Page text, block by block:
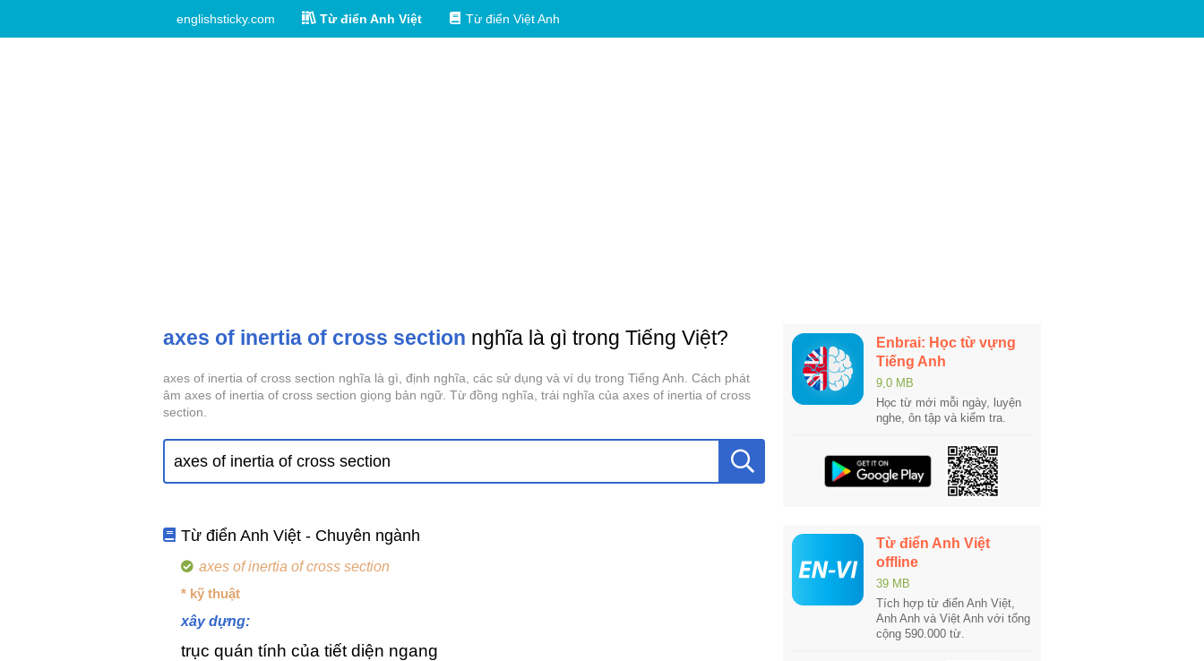
englishsticky.com Từ điển Anh Việt Từ điển Việt Anh
axes of inertia of cross section nghĩa là gì trong Tiếng Việt?
axes of inertia of cross section nghĩa là gì, định nghĩa, các sử dụng và ví dụ trong Tiếng Anh. Cách phát
âm axes of inertia of cross section giọng bản ngữ. Từ đồng nghĩa, trái nghĩa của axes of inertia of cross
section.
Từ điển Anh Việt - Chuyên ngành
axes of inertia of cross section
* kỹ thuật
xây dựng:
trục quán tính của tiết diện ngang
Enbrai: Học từ vựng
Tiếng Anh
9,0 MB
Học từ mới mỗi ngày, luyện
nghe, ôn tập và kiểm tra.
Từ điển Anh Việt
offline
39 MB
Tích hợp từ điển Anh Việt,
Anh Anh và Việt Anh với tổng
cộng 590.000 từ.